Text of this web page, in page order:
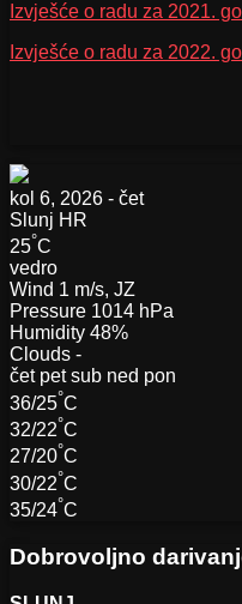
Izvješće o radu za 2021.
Izvješće o radu za 2022.
kol 6, 2026 - čet
Slunj HR
25°C
vedro
Wind 1 m/s, JZ
Pressure 1014 hPa
Humidity 48%
Clouds -
čet pet sub ned pon
36/25°C
32/22°C
27/20°C
30/22°C
35/24°C
Dobrovoljno